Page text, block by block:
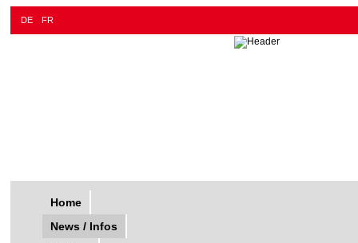
DE FR
Home
News / Infos